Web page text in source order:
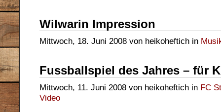
Wilwarin Impression
Mittwoch, 18. Juni 2008 von heikoheftich in
Fussballspiel des Jahres – für
Mittwoch, 11. Juni 2008 von heikoheftich in FC
Video